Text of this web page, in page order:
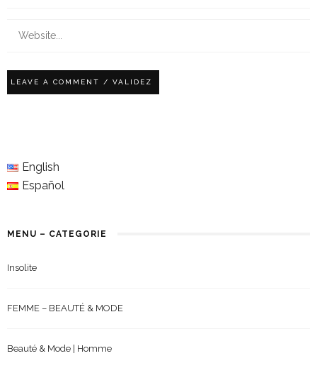
English
Español
MENU – CATEGORIE
Insolite
FEMME – BEAUTÉ & MODE
Beauté & Mode | Homme